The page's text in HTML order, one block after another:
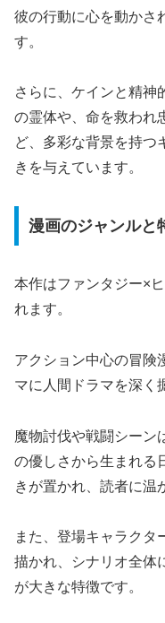
彼の行動に心を動かさ
す。
さらに、ケインと精神
の霊体や、命を救われ
ど、多彩な背景を持つ
きを与えています。
漫画のジャンルと
本作はファンタジー×
れます。
アクション中心の冒険
マに人間ドラマを深く
魔物討伐や戦闘シーン
の優しさから生まれる
きが置かれ、読者に温
また、登場キャラクタ
描かれ、シナリオ全体
が大きな特徴です。